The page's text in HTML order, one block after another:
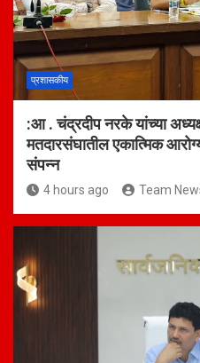
प्रशासकीय
:आ . चंद्रदीप नरके यांच्या
मतदारसंघातील एकात्मिक
संपन्न
4 hours ago Team